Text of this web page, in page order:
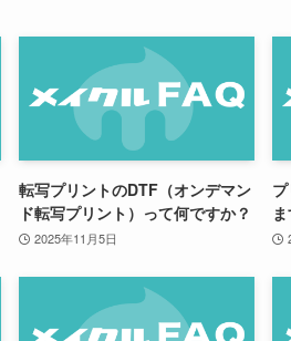
転写プリントのDTF（オンデマン
ド転写プリント）って何ですか？
2025年11月5日